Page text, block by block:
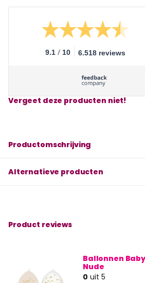
9.1 / 10 6.518 reviews
Vergeet deze producten niet!
Productomschrijving
Alternatieve producten
Product reviews
Ballonnen
Nude
0 uit 5